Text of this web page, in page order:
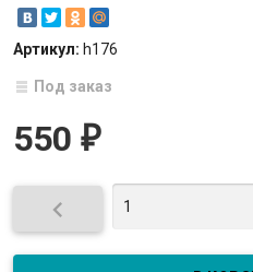
Артикул: h176
Под заказ
550 ₽
